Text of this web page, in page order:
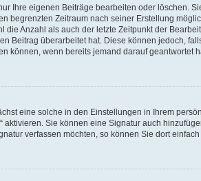
Ihre eigenen Beiträge bearbeiten oder löschen.
begrenzten Zeitraum nach seiner Erstellung
Anzahl als auch der letzte Zeitpunkt der
Beitrag überarbeitet hat. Diese können jedoch,
können, wenn bereits jemand darauf geantwortet
eine solche in den Einstellungen in Ihrem
aktivieren. Sie können eine Signatur auch
verfassen möchten, so können Sie dort